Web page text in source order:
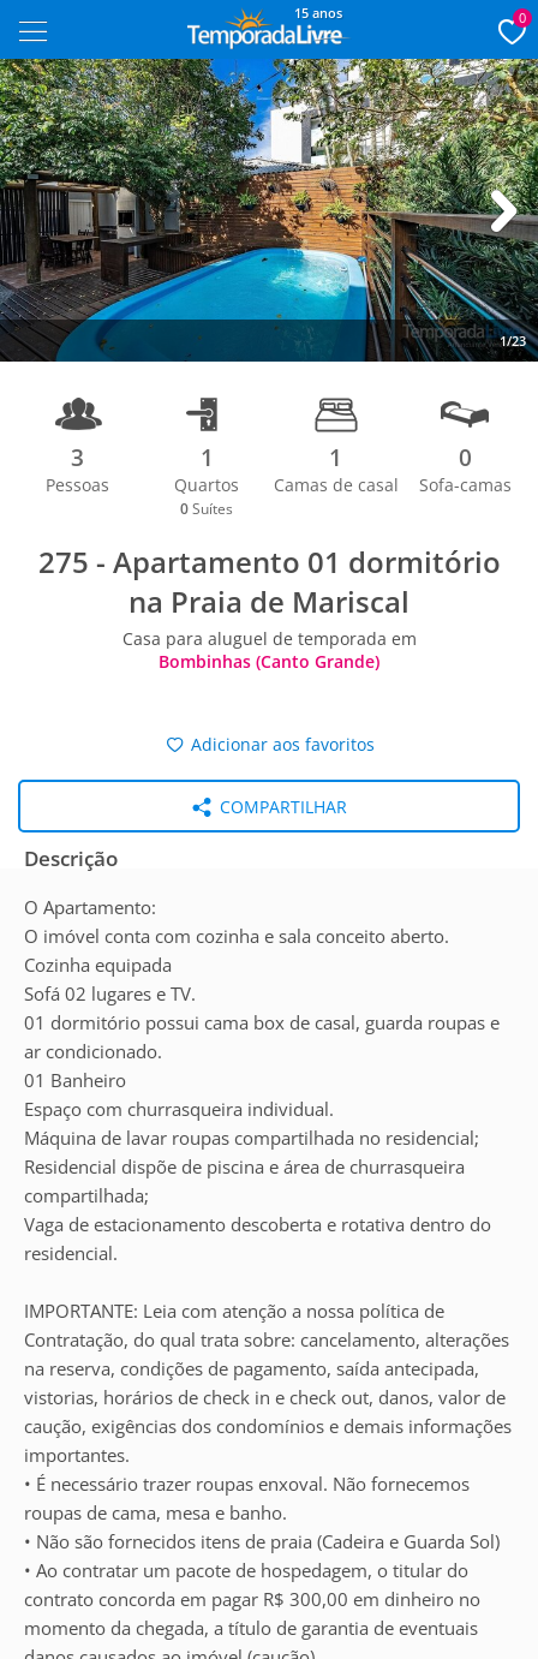
15 anos 0
1/23
Next
3
Pessoas
1
Quartos
0 Suítes
1
Camas de casal
0
Sofa-camas
275 - Apartamento 01 dormitório
na Praia de Mariscal
Casa para aluguel de temporada em
Bombinhas (Canto Grande)
Adicionar aos favoritos
COMPARTILHAR
Descrição
O Apartamento:
O imóvel conta com cozinha e sala conceito aberto.
Cozinha equipada
Sofá 02 lugares e TV.
01 dormitório possui cama box de casal, guarda roupas e
ar condicionado.
01 Banheiro
Espaço com churrasqueira individual.
Máquina de lavar roupas compartilhada no residencial;
Residencial dispõe de piscina e área de churrasqueira
compartilhada;
Vaga de estacionamento descoberta e rotativa dentro do
residencial.
IMPORTANTE: Leia com atenção a nossa política de
Contratação, do qual trata sobre: cancelamento, alterações
na reserva, condições de pagamento, saída antecipada,
vistorias, horários de check in e check out, danos, valor de
caução, exigências dos condomínios e demais informações
importantes.
• É necessário trazer roupas enxoval. Não fornecemos
roupas de cama, mesa e banho.
• Não são fornecidos itens de praia (Cadeira e Guarda Sol)
• Ao contratar um pacote de hospedagem, o titular do
contrato concorda em pagar R$ 300,00 em dinheiro no
momento da chegada, a título de garantia de eventuais